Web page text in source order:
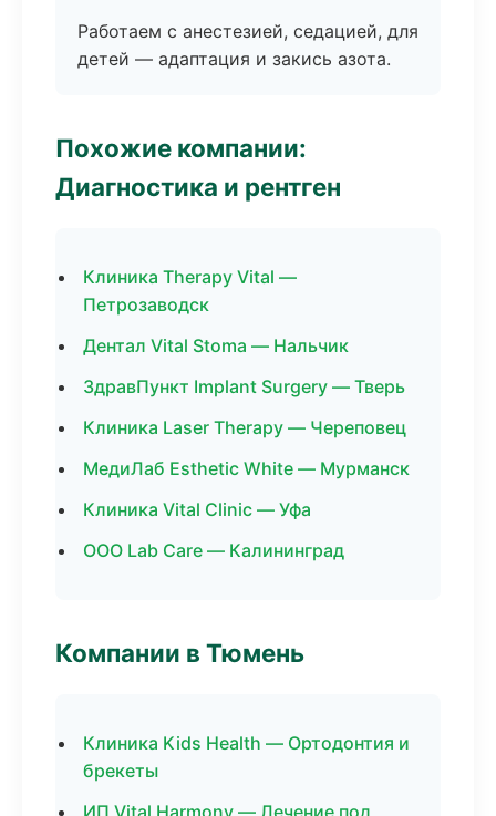
Работаем с анестезией, седацией, для
детей — адаптация и закись азота.
Похожие компании:
Диагностика и рентген
Клиника Therapy Vital —
Петрозаводск
Дентал Vital Stoma — Нальчик
ЗдравПункт Implant Surgery — Тверь
Клиника Laser Therapy — Череповец
МедиЛаб Esthetic White — Мурманск
Клиника Vital Clinic — Уфа
ООО Lab Care — Калининград
Компании в Тюмень
Клиника Kids Health — Ортодонтия и
брекеты
ИП Vital Harmony — Лечение под